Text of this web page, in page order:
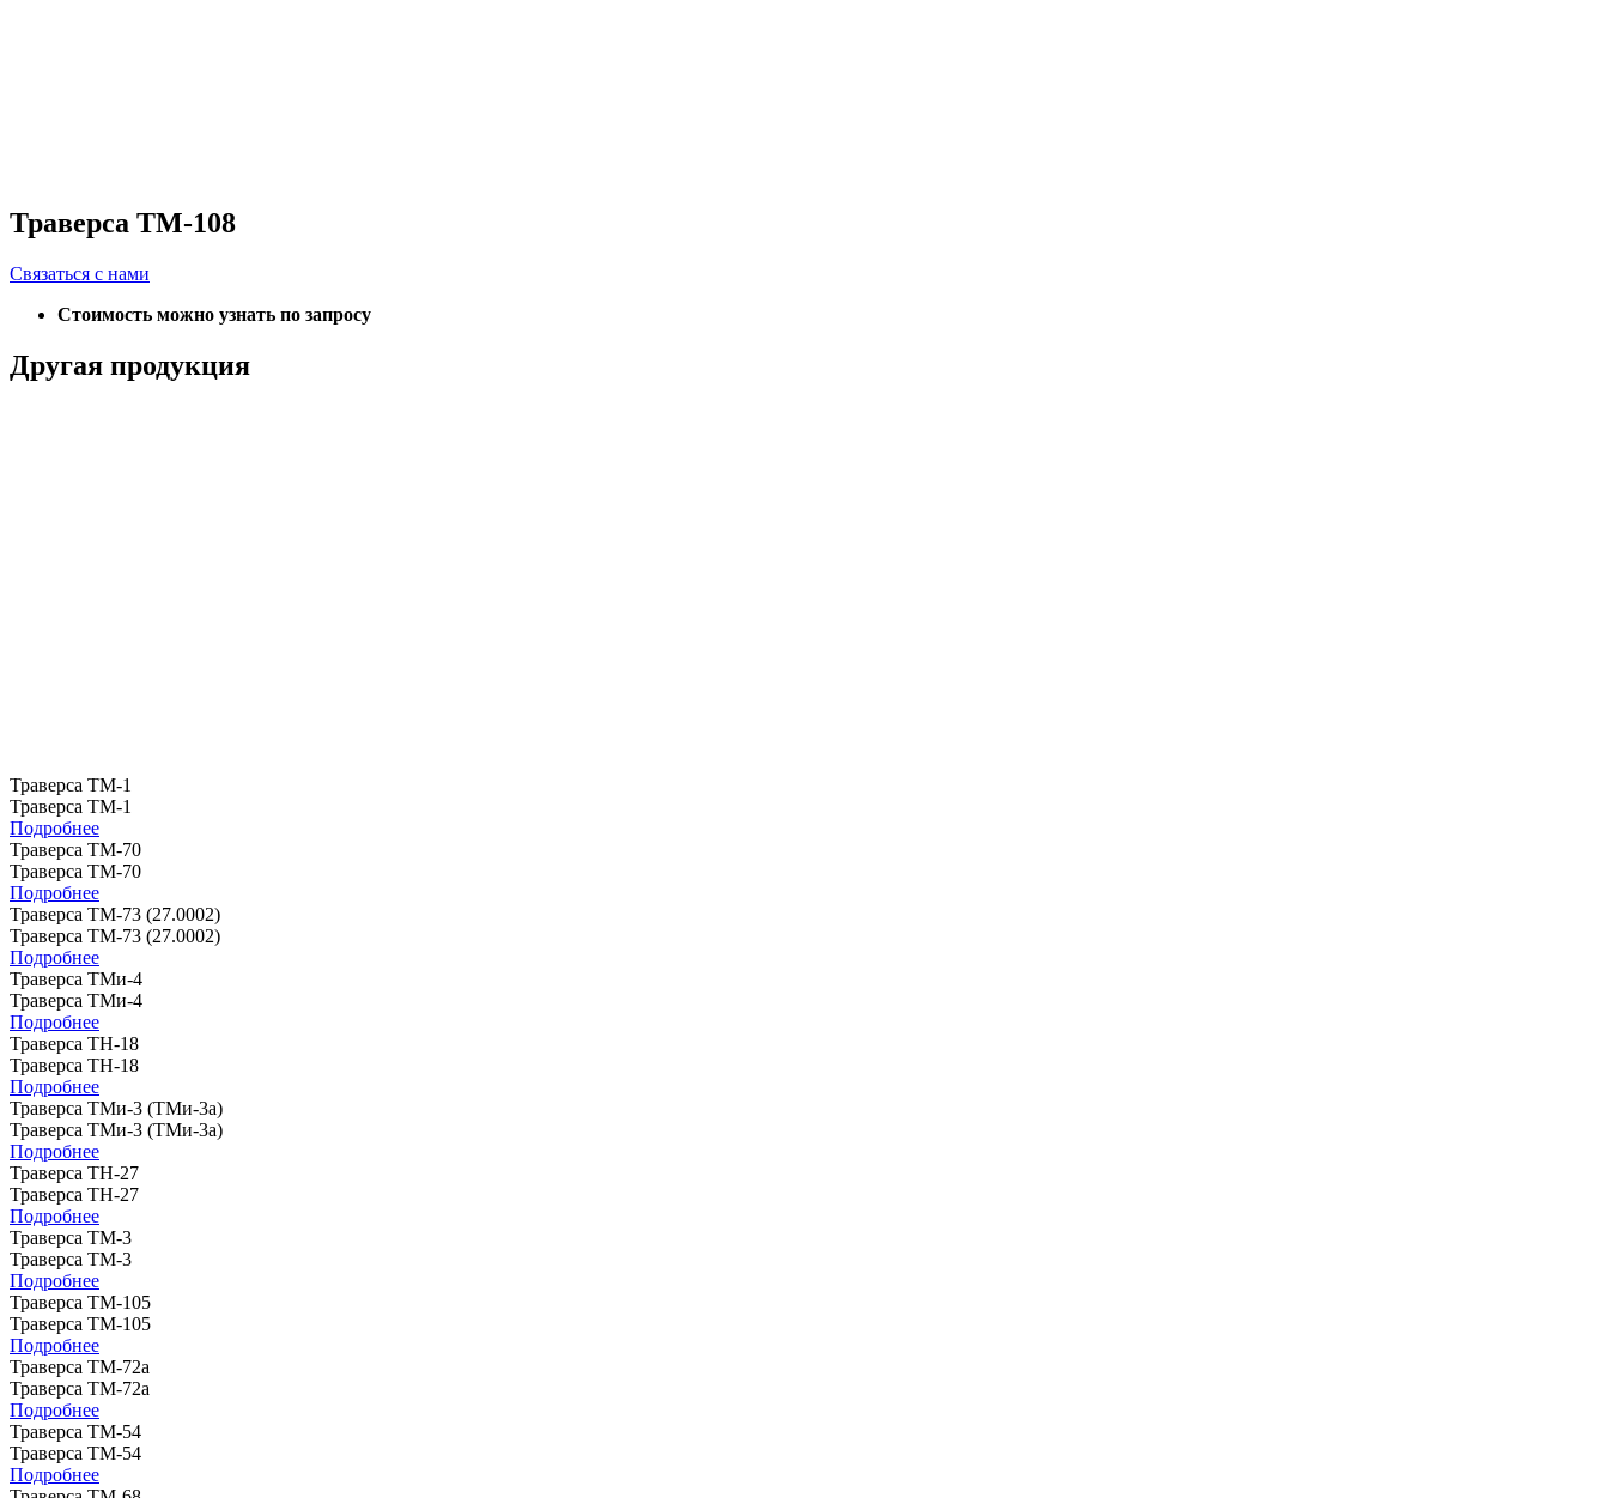
Траверса ТМ-108
Связаться с нами
Стоимость можно узнать по запросу
Другая продукция
Траверса ТМ-1
Траверса ТМ-1
Подробнее
Траверса ТМ-70
Траверса ТМ-70
Подробнее
Траверса ТМ-73 (27.0002)
Траверса ТМ-73 (27.0002)
Подробнее
Траверса ТМи-4
Траверса ТМи-4
Подробнее
Траверса ТН-18
Траверса ТН-18
Подробнее
Траверса ТМи-3 (ТМи-3а)
Траверса ТМи-3 (ТМи-3а)
Подробнее
Траверса ТН-27
Траверса ТН-27
Подробнее
Траверса ТМ-3
Траверса ТМ-3
Подробнее
Траверса ТМ-105
Траверса ТМ-105
Подробнее
Траверса ТМ-72а
Траверса ТМ-72а
Подробнее
Траверса ТМ-54
Траверса ТМ-54
Подробнее